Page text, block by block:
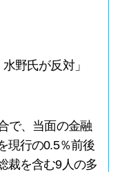
野氏が反対」
で、当面の金融
現行の0.5％前後
裁を含む9人の多